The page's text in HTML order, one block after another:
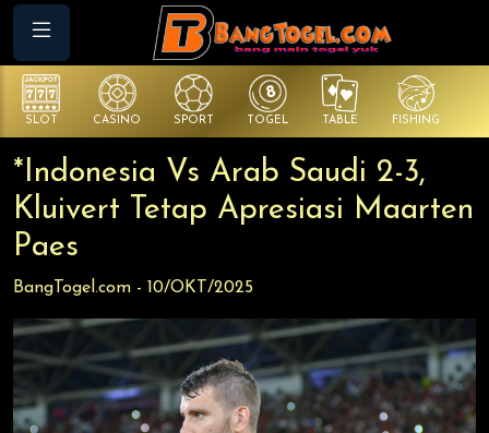
SLOT CASINO SPORT TOGEL TABLE FISHING
*Indonesia Vs Arab Saudi 2-3,
Kluivert Tetap Apresiasi Maarten
Paes
BangTogel.com - 10/OKT/2025